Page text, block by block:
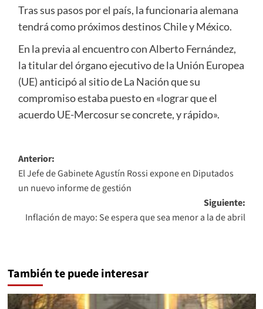
Tras sus pasos por el país, la funcionaria alemana
tendrá como próximos destinos Chile y México.
En la previa al encuentro con Alberto Fernández,
la titular del órgano ejecutivo de la Unión Europea
(UE) anticipó al sitio de La Nación que su
compromiso estaba puesto en «lograr que el
acuerdo UE-Mercosur se concrete, y rápido».
Navegación
de
entradas
Anterior:
El Jefe de Gabinete Agustín Rossi expone en Diputados
un nuevo informe de gestión
Siguiente:
Inflación de mayo: Se espera que sea menor a la de abril
También te puede interesar